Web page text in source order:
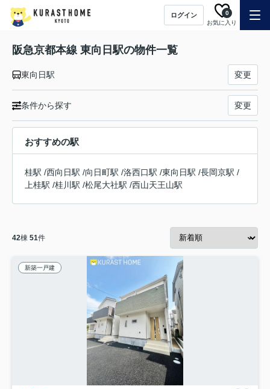
ログイン
お気に入り
0
阪急京都本線 東向日駅の物件一覧
東向日駅 変更
条件から探す 変更
おすすめの駅
桂駅 /西向日駅 /向日町駅 /洛西口駅 /東向日駅 /長岡京駅 /
上桂駅 /桂川駅 /松尾大社駅 /西山天王山駅
42棟 51件
新築一戸建